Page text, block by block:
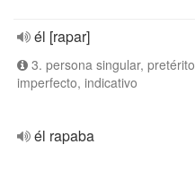
él [rapar]
3. persona singular, pretérito
imperfecto, indicativo
él rapaba